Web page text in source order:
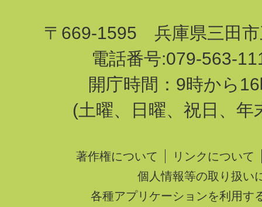
〒669-1595 兵庫県三田市
電話番号:079-563-
開庁時間：9時から
(土曜、日曜、祝日、年
著作権について
リンクについて
個人情報等の取り扱い
各種アプリケーションを利用す